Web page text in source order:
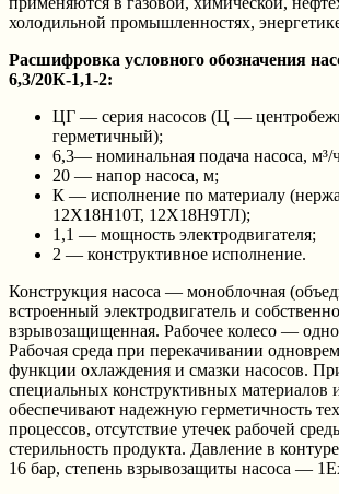
холодильной промышленностях,
Расшифровка условного обозначения
6,3/20К-1,1-2:
ЦГ — серия насосов (Ц —
герметичный);
6,3— номинальная подача насоса, м³/
20 — напор насоса, м;
К — исполнение по материалу
12Х18Н10Т, 12Х18Н9ТЛ);
1,1 — мощность электродвигателя;
2 — конструктивное исполнение.
Конструкция насоса — моноблочная
встроенный электродвигатель и
взрывозащищенная. Рабочее колесо —
Рабочая среда при перекачивании
функции охлаждения и смазки насосов.
специальных конструктивных материалов
обеспечивают надежную герметичность
процессов, отсутствие утечек рабочей
стерильность продукта. Давление в
16 бар, степень взрывозащиты насоса —